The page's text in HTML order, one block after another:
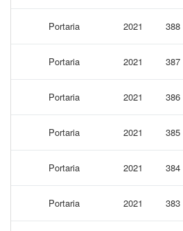
Portaria 2021 388
Portaria 2021 387
Portaria 2021 386
Portaria 2021 385
Portaria 2021 384
Portaria 2021 383